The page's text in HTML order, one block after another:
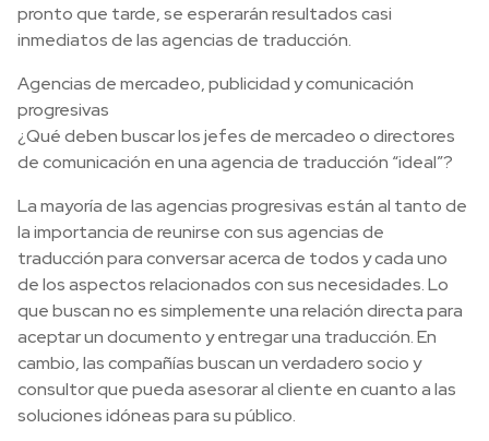
pronto que tarde, se esperarán resultados casi
inmediatos de las agencias de traducción.
Agencias de mercadeo, publicidad y comunicación
progresivas
¿Qué deben buscar los jefes de mercadeo o directores
de comunicación en una agencia de traducción “ideal”?
La mayoría de las agencias progresivas están al tanto de
la importancia de reunirse con sus agencias de
traducción para conversar acerca de todos y cada uno
de los aspectos relacionados con sus necesidades. Lo
que buscan no es simplemente una relación directa para
aceptar un documento y entregar una traducción. En
cambio, las compañías buscan un verdadero socio y
consultor que pueda asesorar al cliente en cuanto a las
soluciones idóneas para su público.